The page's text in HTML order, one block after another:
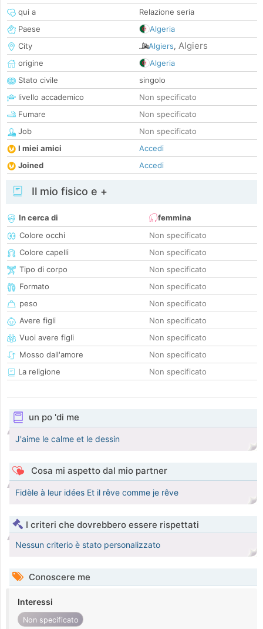
qui a
Relazione seria
Paese
Algeria
City
Algiers, Algiers
origine
Algeria
Stato civile
singolo
livello accademico
Non specificato
Fumare
Non specificato
Job
Non specificato
I miei amici
Accedi
Joined
Accedi
Il mio fisico e +
In cerca di
femmina
Colore occhi
Non specificato
Colore capelli
Non specificato
Tipo di corpo
Non specificato
Formato
Non specificato
peso
Non specificato
Avere figli
Non specificato
Vuoi avere figli
Non specificato
Mosso dall'amore
Non specificato
La religione
Non specificato
un po 'di me
J'aime le calme et le dessin
Cosa mi aspetto dal mio partner
Fidèle à leur idées Et il rêve comme je rêve
I criteri che dovrebbero essere rispettati
Nessun criterio è stato personalizzato
Conoscere me
Interessi
Non specificato